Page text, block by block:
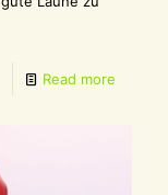
Read more